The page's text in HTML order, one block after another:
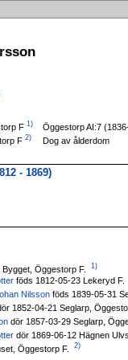
F 1)
Öggestorp AI:7
F 2) Dog av ålderdom
- 1869)
Öggestorp F. 1)
föds 1812-05-23 Lekeryd F.
Nilsson föds 1839-05-31
1852-04-21 Seglarp,
dör 1857-03-29 Seglarp,
dör 1869-06-12 Hägnen
Öggestorp F. 2)